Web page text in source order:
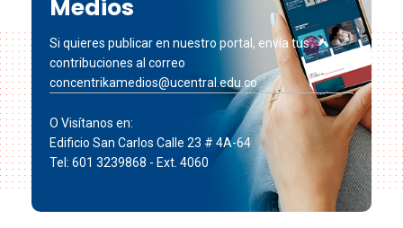
Medios
Si quieres publicar en nuestro portal, envía tus
contribuciones al correo
concentrikamedios@ucentral.edu.co
O Visítanos en:
Edificio San Carlos Calle 23 # 4A-64
Tel: 601 3239868 - Ext. 4060